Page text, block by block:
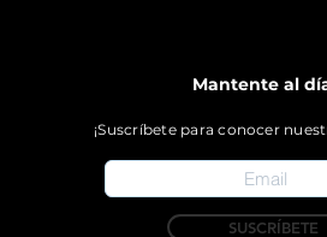
Mantente al
¡Suscríbete para conocer
SUSCRÍBETE